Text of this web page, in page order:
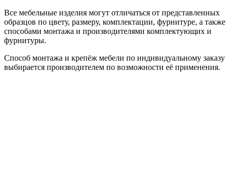
Все мебельные изделия могут отличаться от представленных
образцов по цвету, размеру, комплектации, фурнитуре, а также
способами монтажа и производителями комплектующих и
фурнитуры.
Способ монтажа и крепёж мебели по индивидуальному заказу
выбирается производителем по возможности её применения.